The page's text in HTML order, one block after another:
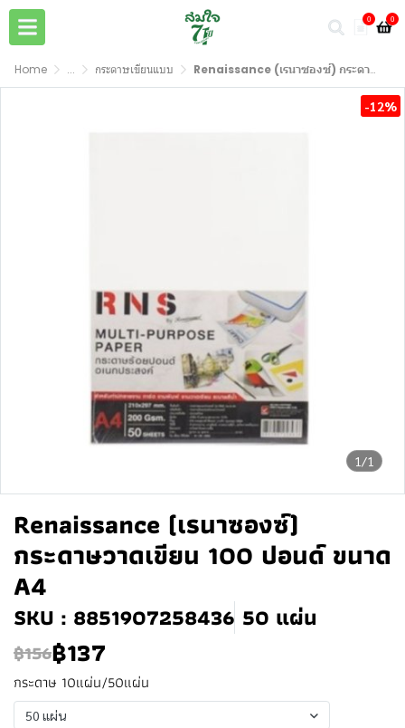
0 0
Home ... กระดาษเขียนแบบ Renaissance (เรนาซองซ์) กระดาษวาดเขียน 100 ปอนด์ ขนาด A4
1/1
-12%
Renaissance (เรนาซองซ์)
กระดาษวาดเขียน 100 ปอนด์ ขนาด
A4
SKU : 8851907258436 50 แผ่น
฿156฿137
กระดาษ 10แผ่น/50แผ่น
50 แผ่น